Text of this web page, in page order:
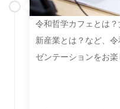
令和哲学カフェとは
新産業とは？など、
ゼンテーションをお楽